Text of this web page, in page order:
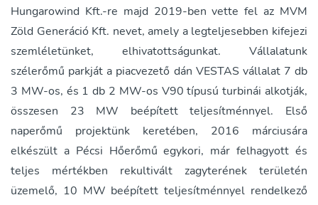
Hungarowind Kft.-re majd 2019-ben vette fel az MVM
Zöld Generáció Kft. nevet, amely a legteljesebben kifejezi
szemléletünket, elhivatottságunkat. Vállalatunk
szélerőmű parkját a piacvezető dán VESTAS vállalat 7 db
3 MW-os, és 1 db 2 MW-os V90 típusú turbinái alkotják,
összesen 23 MW beépített teljesítménnyel. Első
naperőmű projektünk keretében, 2016 márciusára
elkészült a Pécsi Hőerőmű egykori, már felhagyott és
teljes mértékben rekultivált zagyterének területén
üzemelő, 10 MW beépített teljesítménnyel rendelkező